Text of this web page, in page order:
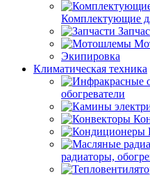
Комплектующие
Экипировка
Климатическая техника
обогреватели
радиаторы,